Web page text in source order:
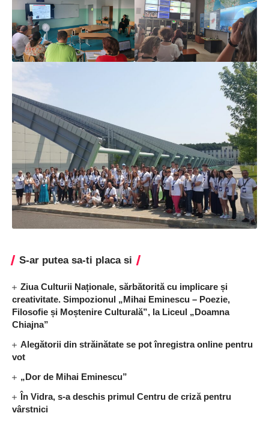
S-ar putea sa-ti placa si
Ziua Culturii Naționale, sărbătorită cu implicare și
creativitate. Simpozionul „Mihai Eminescu – Poezie,
Filosofie și Moștenire Culturală”, la Liceul „Doamna
Chiajna”
Alegătorii din străinătate se pot înregistra online pentru
vot
„Dor de Mihai Eminescu”
În Vidra, s-a deschis primul Centru de criză pentru
vârstnici